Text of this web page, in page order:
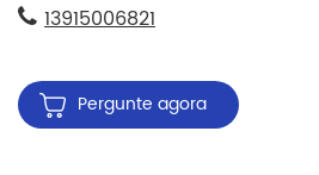
13915006821
Pergunte agora